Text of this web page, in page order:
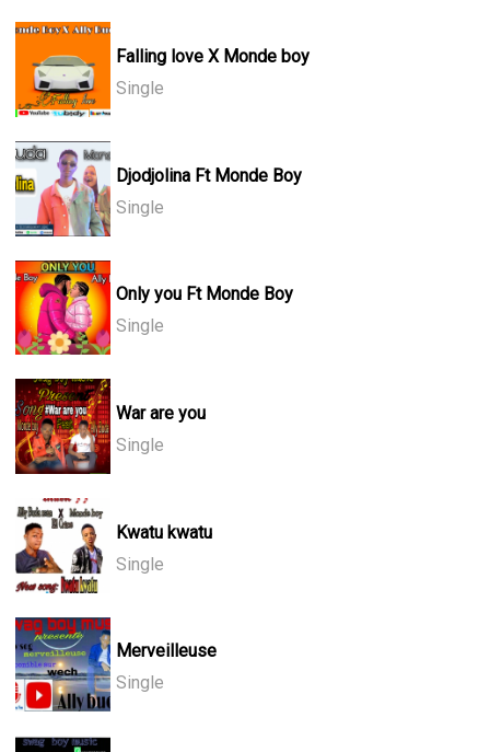
Falling love X Monde boy
Single
Djodjolina Ft Monde Boy
Single
Only you Ft Monde Boy
Single
War are you
Single
Kwatu kwatu
Single
Merveilleuse
Single